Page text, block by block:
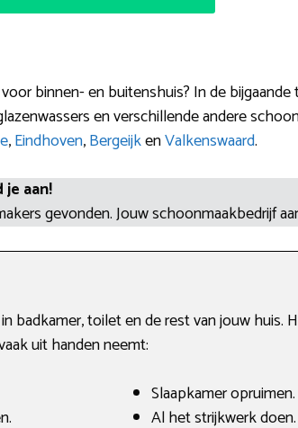
binnen- en buitenshuis? In de bijgaande
en verschillende andere
,Eindhoven,BergeijkenValkenswaard.
aan!
gevonden. Jouw schoonmaakbedrijf
badkamer, toilet en de rest van jouw huis.
uit handen neemt:
Slaapkamer opruimen.
Al het strijkwerk doen.